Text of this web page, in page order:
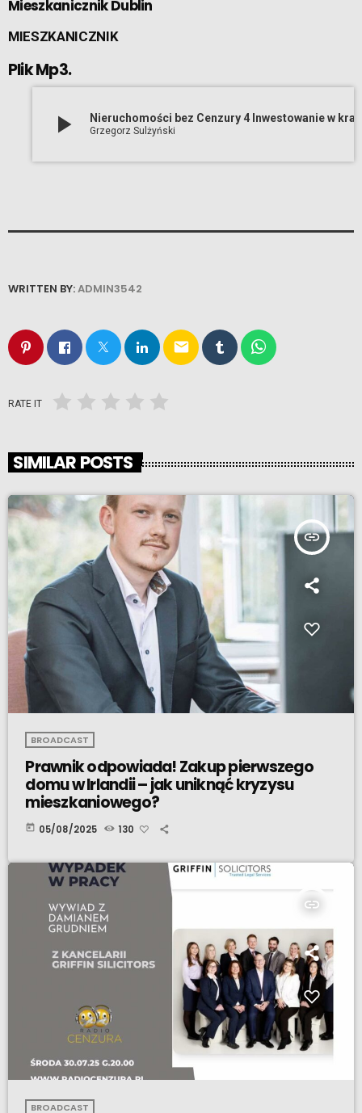
Mieszkanicznik Dublin
MIESZKANICZNIK
Plik Mp3.
play_arrow Grzegorz Sulżyński
WRITTEN BY:ADMIN3542
email
RATE IT
SIMILAR POSTS
insert_link
BROADCAST
Prawnik odpowiada! Zakup pierwszego
domu w Irlandii – jak uniknąć kryzysu
mieszkaniowego?
today 05/08/2025 130
insert_link
BROADCAST